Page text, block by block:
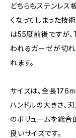
どちらもステンレ
くなってしまった技
は55度前後ですが
われるガーゼが切
れます。
サイズは、全長
ハンドルの大きさ、
のボリュームを総合
良いサイズです。